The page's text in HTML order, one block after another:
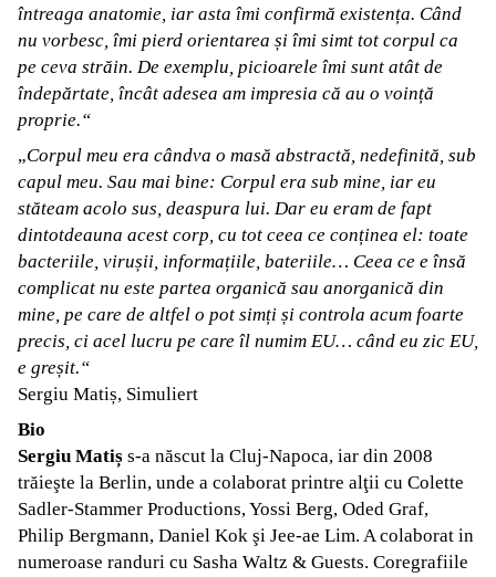
întreaga anatomie, iar asta îmi confirmă existența. Când
nu vorbesc, îmi pierd orientarea și îmi simt tot corpul ca
pe ceva străin. De exemplu, picioarele îmi sunt atât de
îndepărtate, încât adesea am impresia că au o voință
proprie.“
„Corpul meu era cândva o masă abstractă, nedefinită, sub
capul meu. Sau mai bine: Corpul era sub mine, iar eu
stăteam acolo sus, deaspura lui. Dar eu eram de fapt
dintotdeauna acest corp, cu tot ceea ce conținea el: toate
bacteriile, virușii, informațiile, bateriile… Ceea ce e însă
complicat nu este partea organică sau anorganică din
mine, pe care de altfel o pot simți și controla acum foarte
precis, ci acel lucru pe care îl numim EU… când eu zic EU,
e greșit.“
Sergiu Matiș, Simuliert
Bio
Sergiu Matiș s-a născut la Cluj-Napoca, iar din 2008
trăieşte la Berlin, unde a colaborat printre alţii cu Colette
Sadler-Stammer Productions, Yossi Berg, Oded Graf,
Philip Bergmann, Daniel Kok şi Jee-ae Lim. A colaborat in
numeroase randuri cu Sasha Waltz & Guests. Coregrafiile